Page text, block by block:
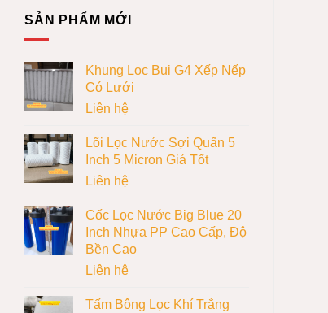
SẢN PHẨM MỚI
Khung Lọc Bụi G4 Xếp Nếp
Có Lưới
Liên hệ
Lõi Lọc Nước Sợi Quấn 5
Inch 5 Micron Giá Tốt
Liên hệ
Cốc Lọc Nước Big Blue 20
Inch Nhựa PP Cao Cấp, Độ
Bền Cao
Liên hệ
Tấm Bông Lọc Khí Trắng